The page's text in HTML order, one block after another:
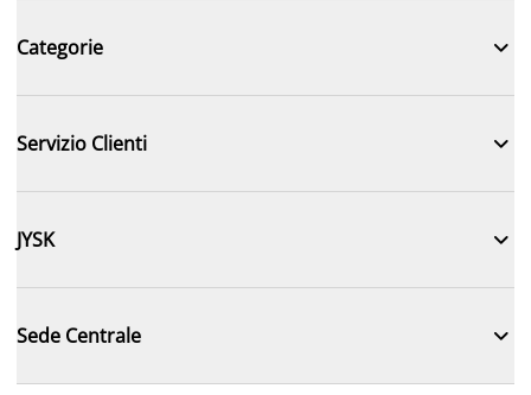
Categorie 
Servizio Clienti 
JYSK 
Sede Centrale 